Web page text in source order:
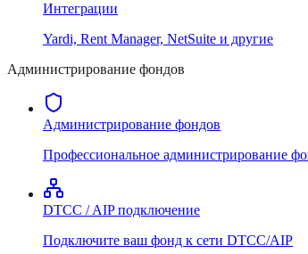
Интеграции
Yardi, Rent Manager, NetSuite и другие
Администрирование фондов
Администрирование фондов
Профессиональное администрирование
DTCC / AIP подключение
Подключите ваш фонд к сети DTCC/AIP